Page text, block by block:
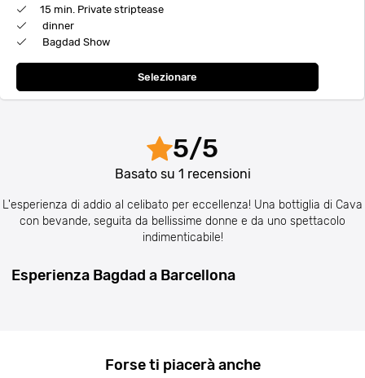
15 min. Private striptease
dinner
Bagdad Show
Selezionare
5/5
Basato su 1 recensioni
L'esperienza di addio al celibato per eccellenza! Una bottiglia di Cava
con bevande, seguita da bellissime donne e da uno spettacolo
indimenticabile!
Esperienza Bagdad a Barcellona
Forse ti piacerà anche